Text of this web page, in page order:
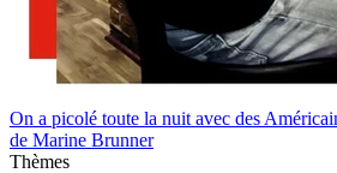
On a picolé toute la nuit avec des
de Marine Brunner
Thèmes